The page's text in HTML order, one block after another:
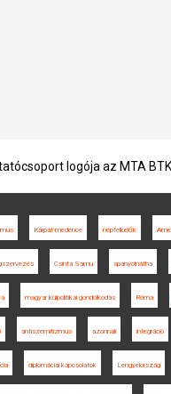
logója az MTA
Kárpát-medence népfelkelők
Csinta Samu spanyolnátha
magyar külpolitikai gondolkodás Róma
antiszemitizmus azonnali integráció
diplomáciai kapcsolatok Lengyelország